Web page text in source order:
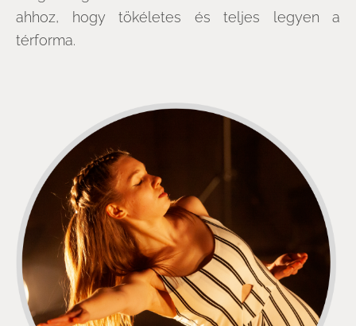
ahhoz, hogy tökéletes és teljes legyen a
térforma.